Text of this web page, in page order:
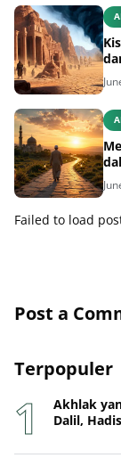
Failed to load
Post a
Terpopuler
Akhlak
Dalil,